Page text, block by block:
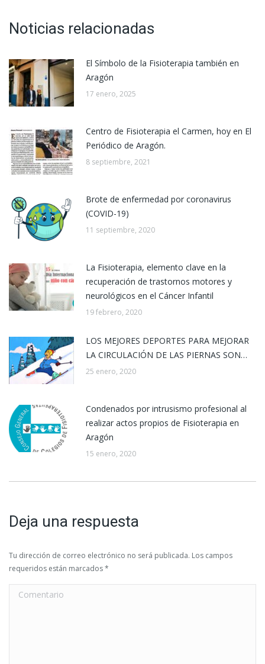
Noticias relacionadas
El Símbolo de la Fisioterapia también en
Aragón
17 enero, 2025
Centro de Fisioterapia el Carmen, hoy en El
Periódico de Aragón.
8 septiembre, 2021
Brote de enfermedad por coronavirus
(COVID-19)
11 septiembre, 2020
La Fisioterapia, elemento clave en la
recuperación de trastornos motores y
neurológicos en el Cáncer Infantil
19 febrero, 2020
LOS MEJORES DEPORTES PARA MEJORAR
LA CIRCULACIÓN DE LAS PIERNAS SON…
25 enero, 2020
Condenados por intrusismo profesional al
realizar actos propios de Fisioterapia en
Aragón
15 enero, 2020
Deja una respuesta
Tu dirección de correo electrónico no será publicada. Los campos
requeridos están marcados*
Comentario